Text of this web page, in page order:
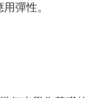
彈性。